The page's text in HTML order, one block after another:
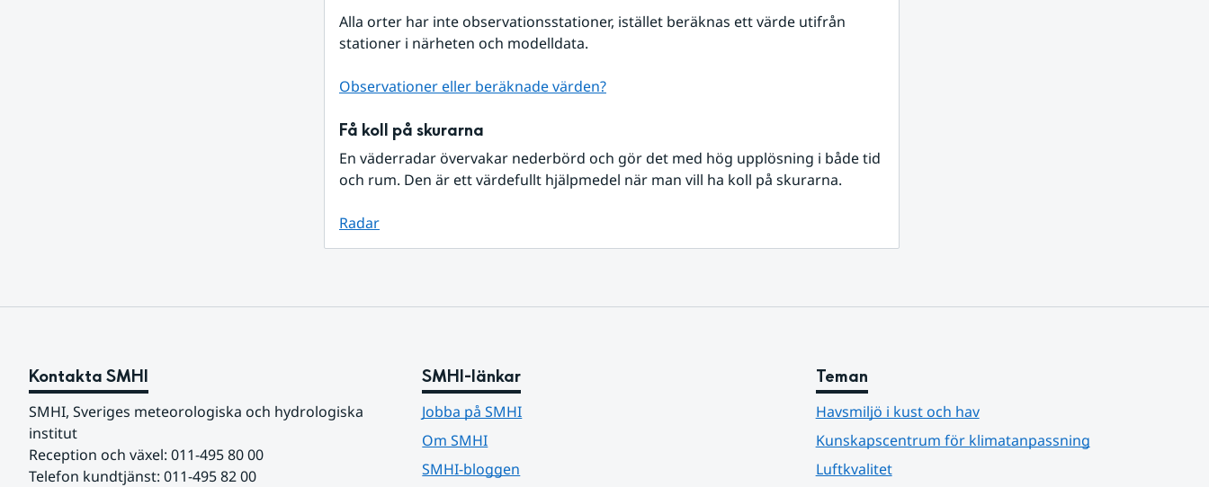
Alla orter har inte observationsstationer, istället beräknas ett värde utifrån
stationer i närheten och modelldata.
Observationer eller beräknade värden?
Få koll på skurarna
En väderradar övervakar nederbörd och gör det med hög upplösning i både tid
och rum. Den är ett värdefullt hjälpmedel när man vill ha koll på skurarna.
Radar
Kontakta SMHI
SMHI, Sveriges meteorologiska och hydrologiska
institut
Reception och växel: 011-495 80 00
Telefon kundtjänst: 011-495 82 00
SMHI-länkar
Jobba på SMHI
Om SMHI
SMHI-bloggen
Teman
Havsmiljö i kust och hav
Kunskapscentrum för klimatanpassning
Luftkvalitet